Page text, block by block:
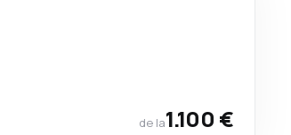
de la1.100 €